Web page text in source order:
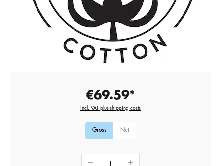
€69.59*
incl. VAT plus shipping costs
Gross Net